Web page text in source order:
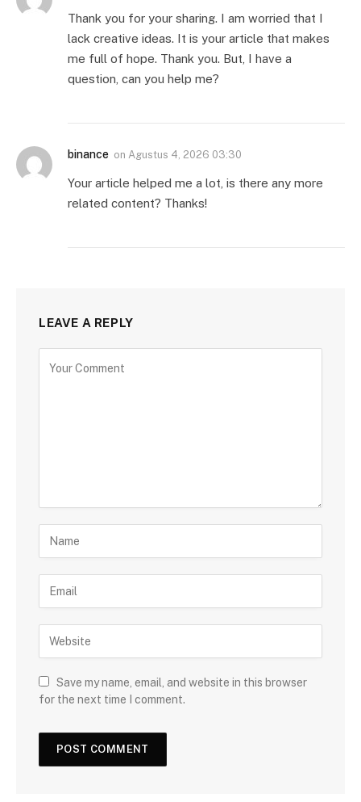
Thank you for your sharing. I am worried that I
lack creative ideas. It is your article that makes
me full of hope. Thank you. But, I have a
question, can you help me?
binance on Agustus 4, 2026 03:30
Your article helped me a lot, is there any more
related content? Thanks!
LEAVE A REPLY
Save my name, email, and website in this browser
for the next time I comment.